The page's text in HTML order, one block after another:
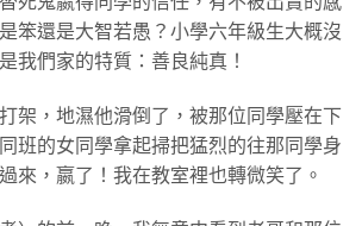
笨還是大智若愚？小學六年級生大概沒
我們家的特質：善良純真！
架，地濕他滑倒了，被那位同學壓在下
班的女同學拿起掃把猛烈的往那同學身
來，嬴了！我在教室裡也轉微笑了。